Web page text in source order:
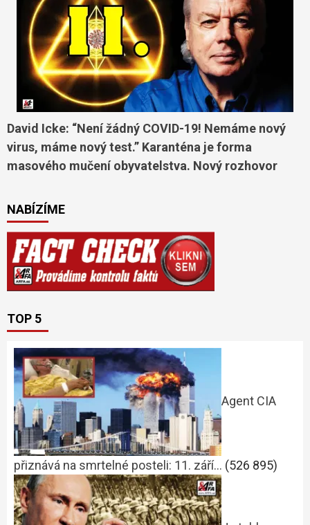
David Icke: “Není žádný COVID-19! Nemáme nový
virus, máme nový test.” Karanténa je forma
masového mučení obyvatelstva. Nový rozhovor
NABÍZÍME
TOP 5
Agent CIA
přiznává na smrtelné posteli: 11. září… (526 895)